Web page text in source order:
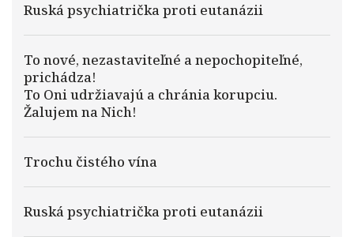
Ruská psychiatrička proti eutanázii
To nové, nezastaviteľné a nepochopiteľné,
prichádza!
To Oni udržiavajú a chránia korupciu.
Žalujem na Nich!
Trochu čistého vína
Ruská psychiatrička proti eutanázii